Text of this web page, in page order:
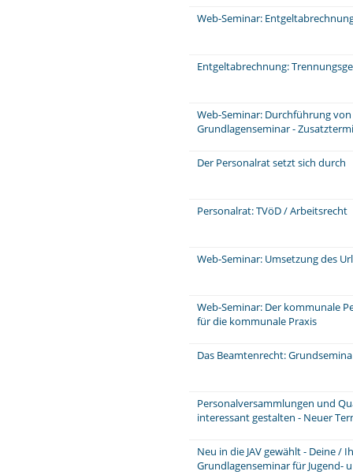
Web-Seminar:
Entgeltabrechnung:
Web-Seminar: Durchführung
Grundlagenseminar -
Der Personalrat setzt sich durch
Personalrat: TVöD / Arbeitsrecht
Web-Seminar: Umsetzung des
Web-Seminar: Der kommunale
für die kommunale Praxis
Das Beamtenrecht:
Personalversammlungen und
interessant gestalten - Neuer
Neu in die JAV gewählt - Deine /
Grundlagenseminar für Jugend-